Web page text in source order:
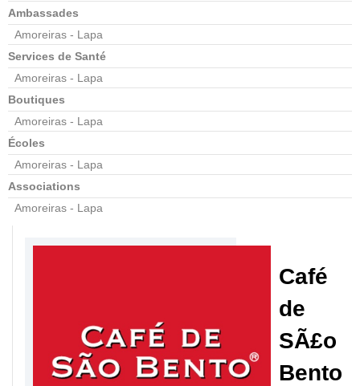
Ambassades
Amoreiras - Lapa
Services de Santé
Amoreiras - Lapa
Boutiques
Amoreiras - Lapa
Écoles
Amoreiras - Lapa
Associations
Amoreiras - Lapa
Café
de
SÃ£o
Bento